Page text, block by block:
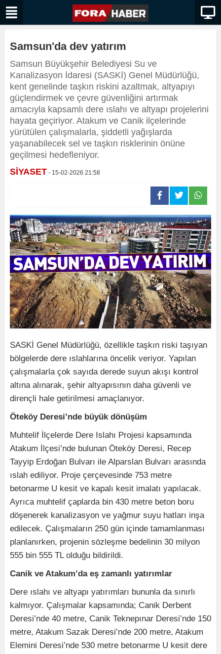
Samsun'da dev yatırım
Samsun Büyükşehir Belediyesi Su ve
Kanalizasyon İdaresi (SASKİ) Genel Müdürlüğü,
kent genelinde taşkın riskini azaltmak, altyapıyı
güçlendirmek ve çevre güvenliğini artırmak
amacıyla kapsamlı dere ıslahı ve altyapı projelerini
hayata geçiriyor. Atakum ve Canik ilçelerinde
yürütülen çalışmalarla, şiddetli yağışlarda
yaşanabilecek sel ve taşkın risklerinin önüne
geçilmesi hedefleniyor.
SİYASET - 15-02-2026 21:58
SASKİ Genel Müdürlüğü, özellikle taşkın riski taşıyan
bölgelerde dere ıslahlarına öncelik veriyor. Yapılan
çalışmalarla çok sayıda derede suyun akışı kontrol
altına alınarak, şehir altyapısının daha güvenli ve
dirençli hale getirilmesi amaçlanıyor.
Öteköy Deresi’nde büyük dönüşüm
Muhtelif İlçelerde Dere Islahı Projesi kapsamında
Atakum İlçesi’nde bulunan Öteköy Deresi, Recep
Tayyip Erdoğan Bulvarı ile Alparslan Bulvarı arasında
ıslah ediliyor. Proje çerçevesinde 753 metre
betonarme U kesit ve kapalı kesit imalatı yapılacak.
Ayrıca muhtelif çaplarda bin 430 metre beton boru
döşenerek kanalizasyon ve yağmur suyu hatları inşa
edilecek. Çalışmaların 250 gün içinde tamamlanması
planlanırken, projenin sözleşme bedelinin 30 milyon
555 bin 555 TL olduğu bildirildi.
Canik ve Atakum’da eş zamanlı yatırımlar
Dere ıslahı ve altyapı yatırımları bununla da sınırlı
kalmıyor. Çalışmalar kapsamında; Canik Derbent
Deresi’nde 40 metre, Canik Teknepınar Deresi’nde 150
metre, Atakum Sazak Deresi’nde 200 metre, Atakum
Elemini Deresi’nde 530 metre betonarme U kesit dere